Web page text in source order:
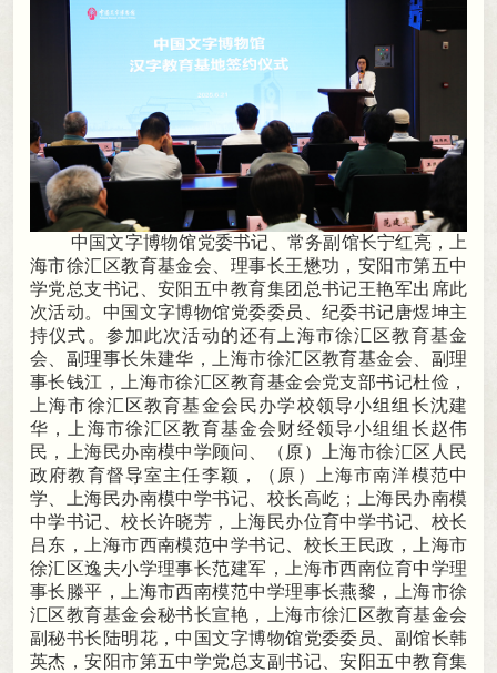
中国文字博物馆党委书记、常务副馆长宁红亮，
上
海市徐汇区教育基金会、理事长王懋功，安阳市第五中
学党总支书记、安阳五中教育集团总书记王艳军出席此
次活动。 中国文字博物馆党委委员、纪委书记唐煜坤主
持仪式。参加此次活动的还有上海市徐汇区教育基金
会、副理事长朱建华 ，
上海市徐汇区教育基金会、副理
事长钱江，上海市徐汇区教育基金会党支部书记杜俭 ，
上海市徐汇区教育基金会民办学校领导小组组长沈建
华，上海市徐汇区教育基金会财经领导小组组长赵伟
民 ，
上海民办南模中学顾问、（原）上海市徐汇区人民
政府教育督导室主任李颖，（原）上海市南洋模范中
学、上海民办南模中学书记、校长高屹 ；
上海民办南模
中学书记、校长许晓芳，上海民办位育中学书记、校长
吕东 ，
上海市西南模范中学书记、校长王民政，上海市
徐汇区逸夫小学理事长范建军 ，
上海市西南位育中学理
事长滕平，上海市西南模范中学理事长燕黎 ，
上海市徐
汇区教育基金会秘书长宣艳，上海市徐汇区教育基金会
副秘书长陆明花 ， 中国文字博物馆党委委员、副馆长韩
英杰，安阳市第五中学党总支副书记、安阳五中教育集